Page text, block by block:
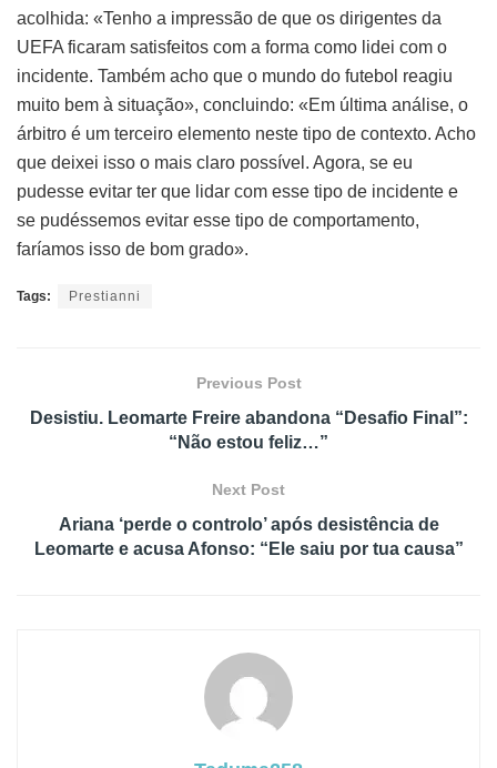
acolhida: «Tenho a impressão de que os dirigentes da
UEFA ficaram satisfeitos com a forma como lidei com o
incidente. Também acho que o mundo do futebol reagiu
muito bem à situação», concluindo: «Em última análise, o
árbitro é um terceiro elemento neste tipo de contexto. Acho
que deixei isso o mais claro possível. Agora, se eu
pudesse evitar ter que lidar com esse tipo de incidente e
se pudéssemos evitar esse tipo de comportamento,
faríamos isso de bom grado».
Tags: Prestianni
Previous Post
Desistiu. Leomarte Freire abandona “Desafio Final”:
“Não estou feliz…”
Next Post
Ariana ‘perde o controlo’ após desistência de
Leomarte e acusa Afonso: “Ele saiu por tua causa”